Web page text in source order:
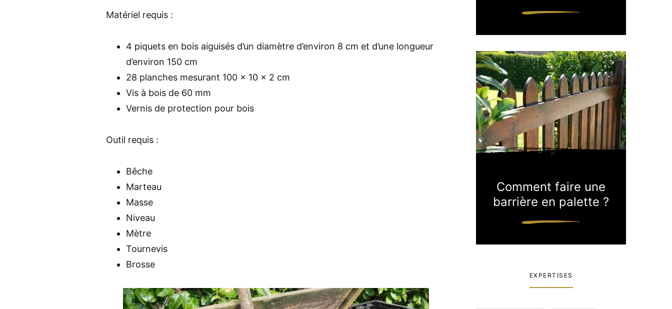
Matériel requis :
4 piquets en bois aiguisés d’un diamètre d’environ 8 cm et d’une longueur
d’environ 150 cm
28 planches mesurant 100 x 10 x 2 cm
Vis à bois de 60 mm
Vernis de protection pour bois
Outil requis :
Bêche
Marteau
Masse
Niveau
Mètre
Tournevis
Brosse
Comment faire une
barrière en palette ?
EXPERTISES